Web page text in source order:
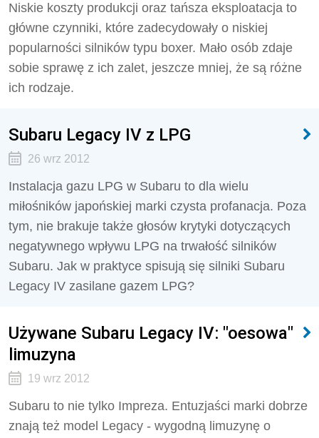
Niskie koszty produkcji oraz tańsza eksploatacja to
główne czynniki, które zadecydowały o niskiej
popularności silników typu boxer. Mało osób zdaje
sobie sprawę z ich zalet, jeszcze mniej, że są różne
ich rodzaje.
Subaru Legacy IV z LPG
26 wrz 2012
Instalacja gazu LPG w Subaru to dla wielu
miłośników japońskiej marki czysta profanacja. Poza
tym, nie brakuje także głosów krytyki dotyczących
negatywnego wpływu LPG na trwałość silników
Subaru. Jak w praktyce spisują się silniki Subaru
Legacy IV zasilane gazem LPG?
Używane Subaru Legacy IV: "oesowa"
limuzyna
19 wrz 2012
Subaru to nie tylko Impreza. Entuzjaści marki dobrze
znają też model Legacy - wygodną limuzynę o